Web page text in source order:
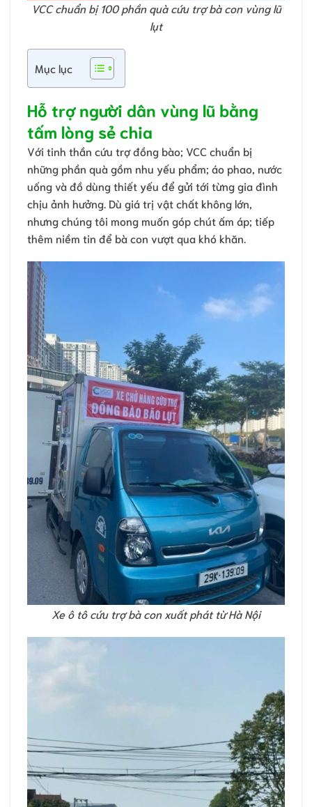
VCC chuẩn bị 100 phần quà cứu trợ bà con vùng lũ
lụt
Mục lục
Hỗ trợ người dân vùng lũ bằng
tấm lòng sẻ chia
Với tinh thần cứu trợ đồng bào; VCC chuẩn bị
những phần quà gồm nhu yếu phẩm; áo phao, nước
uống và đồ dùng thiết yếu để gửi tới từng gia đình
chịu ảnh hưởng. Dù giá trị vật chất không lớn,
nhưng chúng tôi mong muốn góp chút ấm áp; tiếp
thêm niềm tin để bà con vượt qua khó khăn.
Xe ô tô cứu trợ bà con xuất phát từ Hà Nội